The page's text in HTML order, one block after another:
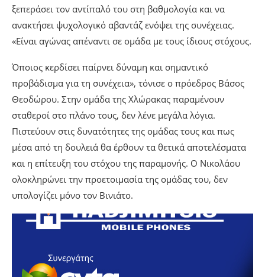
ξεπεράσει τον αντίπαλό του στη βαθμολογία και να
ανακτήσει ψυχολογικό αβαντάζ ενόψει της συνέχειας.
«Είναι αγώνας απέναντι σε ομάδα με τους ίδιους στόχους.
Όποιος κερδίσει παίρνει δύναμη και σημαντικό
προβάδισμα για τη συνέχεια», τόνισε ο πρόεδρος Βάσος
Θεοδώρου. Στην ομάδα της Χλώρακας παραμένουν
σταθεροί στο πλάνο τους, δεν λένε μεγάλα λόγια.
Πιστεύουν στις δυνατότητες της ομάδας τους και πως
μέσα από τη δουλειά θα έρθουν τα θετικά αποτελέσματα
και η επίτευξη του στόχου της παραμονής. Ο Νικολάου
ολοκληρώνει την προετοιμασία της ομάδας του, δεν
υπολογίζει μόνο τον Βινιάτο.